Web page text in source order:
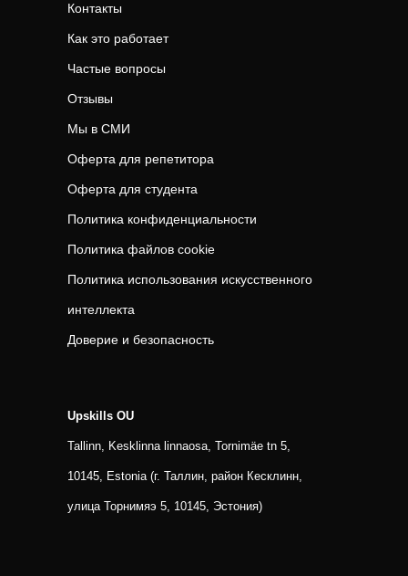
Контакты
Как это работает
Частые вопросы
Отзывы
Мы в СМИ
Оферта для репетитора
Оферта для студента
Политика конфиденциальности
Политика файлов cookie
Политика использования искусственного
интеллекта
Доверие и безопасность
Upskills OU
Tallinn, Kesklinna linnaosa, Tornimäe tn 5,
10145, Estonia (г. Таллин, район Кесклинн,
улица Торнимяэ 5, 10145, Эстония)